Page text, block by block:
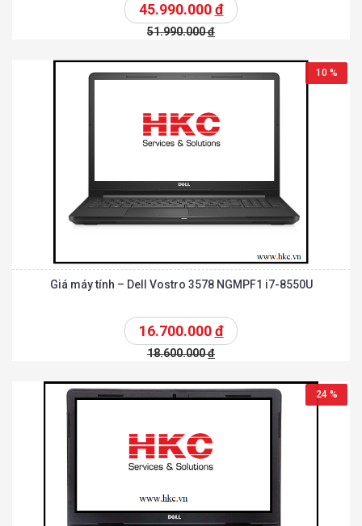
45.990.000đ
51.990.000đ
10 %
Giá máy tính – Dell Vostro 3578 NGMPF1 i7-8550U
16.700.000đ
18.600.000đ
24 %